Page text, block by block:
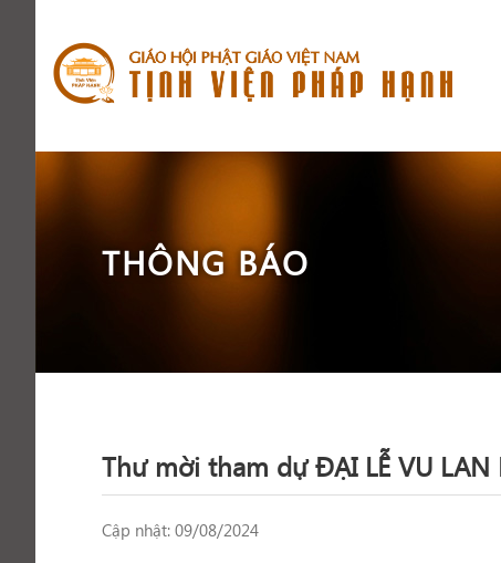
THÔNG BÁO
Thư mời tham dự ĐẠI LỄ VU LAN
Cập nhật: 09/08/2024